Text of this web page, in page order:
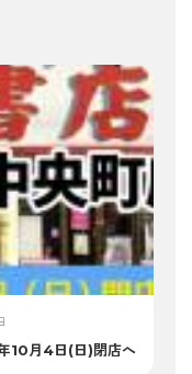
10月4日(日)閉店へ